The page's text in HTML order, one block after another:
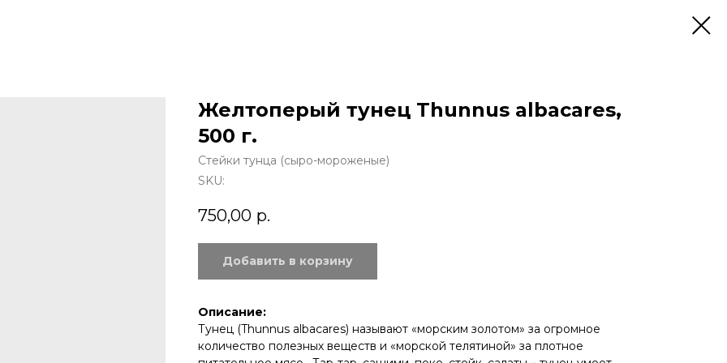
Желтоперый тунец Thunnus albacares,
500 г.
Стейки тунца (сыро-мороженые)
SKU:
750,00 р.
Добавить в корзину
Описание:
Тунец (Thunnus albacares) называют «морским золотом» за огромное
количество полезных веществ и «морской телятиной» за плотное